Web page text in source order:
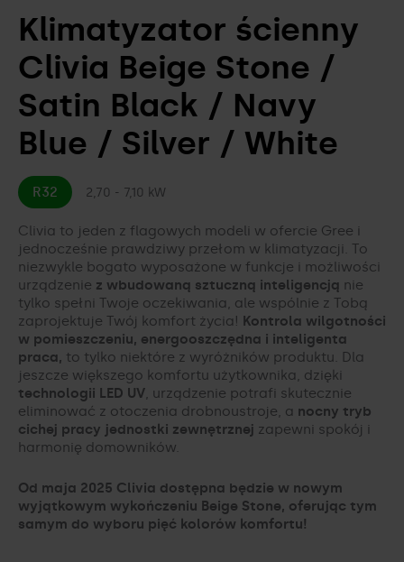
Akcesoria do klimatyzacji
CENNIKI I KATALOGI
PORÓWNYWARKA KLIMATYZATORÓW
Jak skonfigurować sterowanie WiFi i
rozwiązać problemy?
Pliki do pobrania
Ekologia z Gree
Twoje zdrowie z Gree
Showroom Gree
Kariera w Gree
Klimatyzator ścienny
Clivia Beige Stone /
Satin Black / Navy
Blue / Silver / White
R32 2,70 - 7,10 kW
Clivia to jeden z flagowych modeli w ofercie Gree i
jednocześnie prawdziwy przełom w klimatyzacji. To
niezwykle bogato wyposażone w funkcje i możliwości
urządzenie z wbudowaną sztuczną inteligencją nie
tylko spełni Twoje oczekiwania, ale wspólnie z Tobą
zaprojektuje Twój komfort życia! Kontrola wilgotności
w pomieszczeniu, energooszczędna i inteligenta
praca, to tylko niektóre z wyróżników produktu. Dla
jeszcze większego komfortu użytkownika, dzięki
technologii LED UV, urządzenie potrafi skutecznie
eliminować z otoczenia drobnoustroje, a nocny tryb
cichej pracy jednostki zewnętrznej zapewni spokój i
harmonię domowników.
Od maja 2025 Clivia dostępna będzie w nowym
wyjątkowym wykończeniu Beige Stone, oferując tym
samym do wyboru pięć kolorów komfortu!